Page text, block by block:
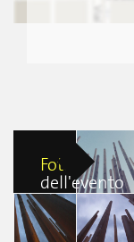
Foto
dell'evento
Radura
Penelope
Vaglini